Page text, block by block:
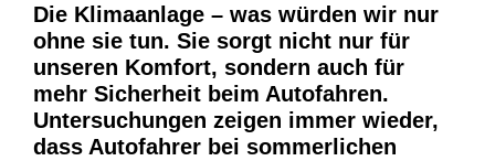
Die Klimaanlage – was würden wir nur
ohne sie tun. Sie sorgt nicht nur für
unseren Komfort, sondern auch für
mehr Sicherheit beim Autofahren.
Untersuchungen zeigen immer wieder,
dass Autofahrer bei sommerlichen